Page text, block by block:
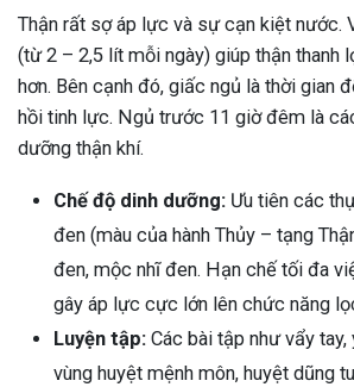
Thận rất sợ áp lực và sự cạn kiệt nước.
(từ 2 – 2,5 lít mỗi ngày) giúp thận thanh
hơn. Bên cạnh đó, giấc ngủ là thời gian
hồi tinh lực. Ngủ trước 11 giờ đêm là
dưỡng thận khí.
Chế độ dinh dưỡng: Ưu tiên các
đen (màu của hành Thủy – tạng
đen, mộc nhĩ đen. Hạn chế tối đa
gây áp lực cực lớn lên chức năng
Luyện tập: Các bài tập như vẩy
vùng huyệt mệnh môn, huyệt dũng